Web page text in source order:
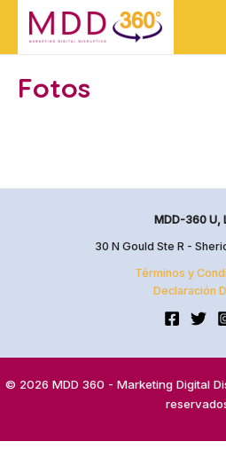
contenido
Fotos
MDD-360 U,
30 N Gould Ste R -
Términos y
Declaración
© 2026 MDD 360 - Marketing Digital